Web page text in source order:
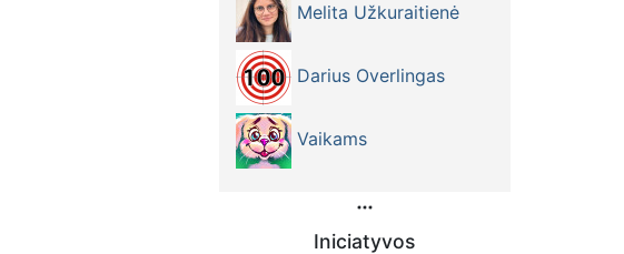
Melita Užkuraitienė
Darius Overlingas
Vaikams
Iniciatyvos